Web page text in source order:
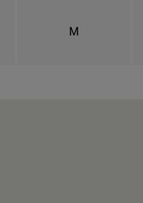
M